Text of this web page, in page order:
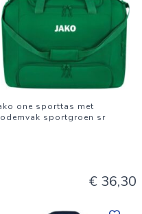
one sporttas met
sportgroen sr
€ 36,30